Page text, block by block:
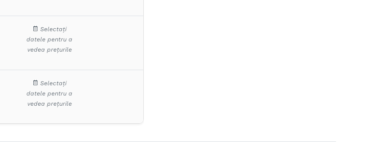
Selectați
datele pentru a
vedea prețurile
Selectați
datele pentru a
vedea prețurile